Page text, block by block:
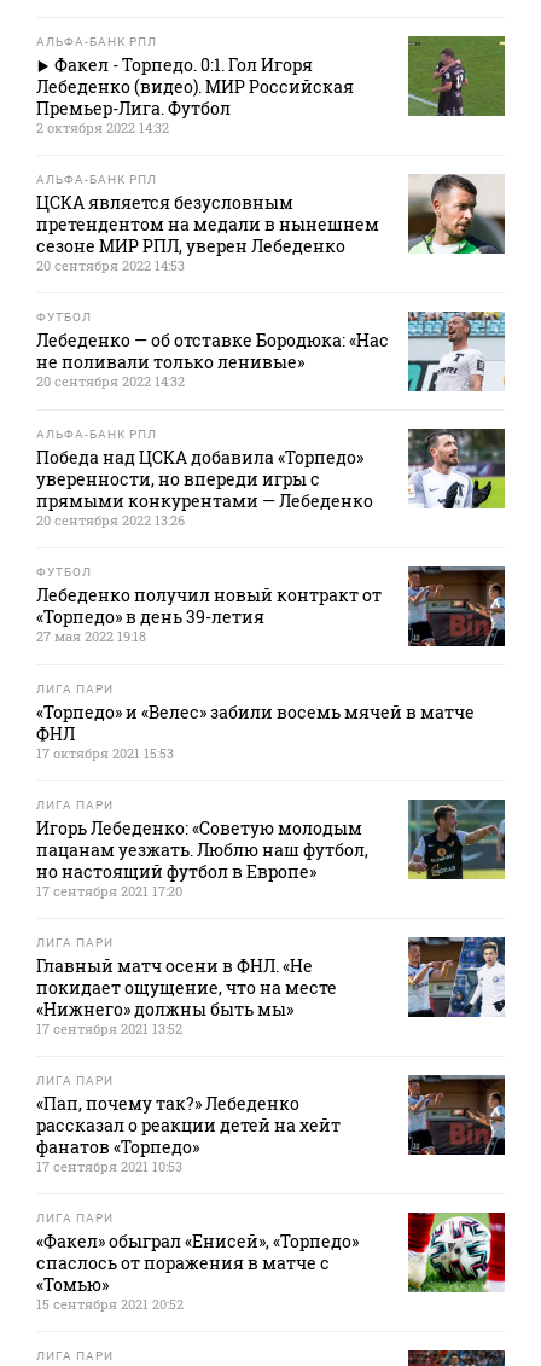
АЛЬФА-БАНК РПЛ
Факел - Торпедо. 0:1. Гол Игоря
Лебеденко (видео). МИР Российская
Премьер-Лига. Футбол
2 октября 2022 14:32
АЛЬФА-БАНК РПЛ
ЦСКА является безусловным
претендентом на медали в нынешнем
сезоне МИР РПЛ, уверен Лебеденко
20 сентября 2022 14:53
ФУТБОЛ
Лебеденко — об отставке Бородюка: «Нас
не поливали только ленивые»
20 сентября 2022 14:32
АЛЬФА-БАНК РПЛ
Победа над ЦСКА добавила «Торпедо»
уверенности, но впереди игры с
прямыми конкурентами — Лебеденко
20 сентября 2022 13:26
ФУТБОЛ
Лебеденко получил новый контракт от
«Торпедо» в день 39-летия
27 мая 2022 19:18
ЛИГА ПАРИ
«Торпедо» и «Велес» забили восемь мячей в матче
ФНЛ
17 октября 2021 15:53
ЛИГА ПАРИ
Игорь Лебеденко: «Советую молодым
пацанам уезжать. Люблю наш футбол,
но настоящий футбол в Европе»
17 сентября 2021 17:20
ЛИГА ПАРИ
Главный матч осени в ФНЛ. «Не
покидает ощущение, что на месте
«Нижнего» должны быть мы»
17 сентября 2021 13:52
ЛИГА ПАРИ
«Пап, почему так?» Лебеденко
рассказал о реакции детей на хейт
фанатов «Торпедо»
17 сентября 2021 10:53
ЛИГА ПАРИ
«Факел» обыграл «Енисей», «Торпедо»
спаслось от поражения в матче с
«Томью»
15 сентября 2021 20:52
ЛИГА ПАРИ